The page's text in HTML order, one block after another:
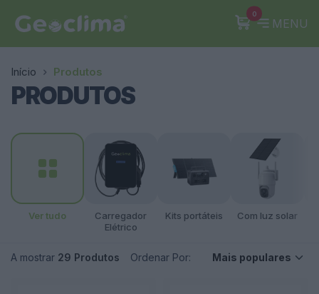
0
MENU
Início Produtos
PRODUTOS
Ver tudo
Carregador
Elétrico
Kits portáteis Com luz solar
A mostrar 29 Produtos Ordenar Por: